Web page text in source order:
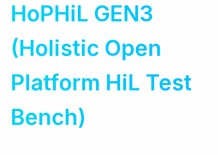
HoPHiL GEN3
(Holistic Open
Platform HiL Test
Bench)